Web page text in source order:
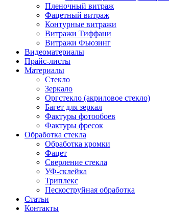
Пленочный витраж
Фацетный витраж
Контурные витражи
Витражи Тиффани
Витражи Фьюзинг
Видеоматериалы
Прайс-листы
Материалы
Стекло
Зеркало
Оргстекло (акриловое стекло)
Багет для зеркал
Фактуры фотообоев
Фактуры фресок
Обработка стекла
Обработка кромки
Фацет
Сверление стекла
УФ-склейка
Триплекс
Пескоструйная обработка
Статьи
Контакты